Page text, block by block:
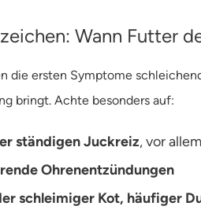
Wann Futter
die ersten Symptome
bringt. Achte besonders auf:
ständigen Juckreiz, vor
Ohrenentzündungen
schleimiger Kot, häufiger